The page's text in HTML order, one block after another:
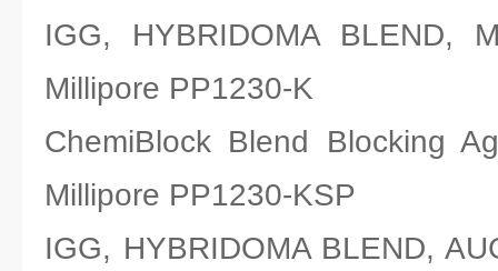
IGG, HYBRIDOMA
Millipore PP1230-K
ChemiBlock Blend Blocking
Millipore PP1230-KSP
IGG, HYBRIDOMA BLEND,